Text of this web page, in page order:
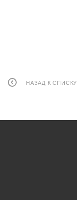
НАЗАД К СПИСКУ